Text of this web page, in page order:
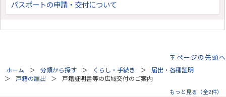
パスポートの申請・交付について
ページの先頭へ
ホーム 分類から探す くらし・手続き
届出・各種証明
戸籍の届出
戸籍証明書等の広域交付のご案内
もっと見る（全2件）